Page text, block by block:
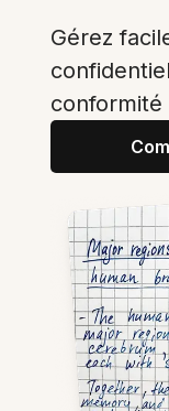
Gérez
conformité